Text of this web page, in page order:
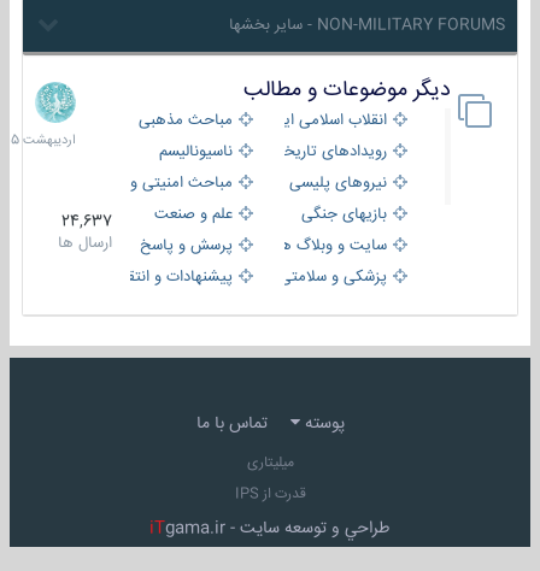
NON-MILITARY FORUMS - سایر بخشها
دیگر موضوعات و مطالب
انقلاب اسلامی ایران
مباحث مذهبی
رویدادهای تاریخی و مذهبیناسیونالیسم
نیروهای پلیسی
مباحث امنیتی و اطلاعاتی
بازیهای جنگی
علم و صنعت
سایت و وبلاگ ها
پرسش و پاسخ
پزشکی و سلامتی
پیشنهادات و انتقادات
24,637
ارسال ها
8
1405
پوسته تماس با ما
میلیتاری
قدرت از IPS
طراحي و توسعه سايت - iTgama.ir